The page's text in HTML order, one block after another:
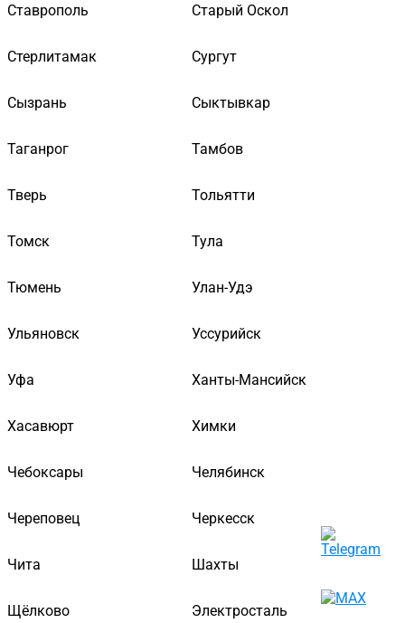
Ставрополь Старый Оскол
Стерлитамак Сургут
Сызрань Сыктывкар
Таганрог Тамбов
Тверь Тольятти
Томск Тула
Тюмень Улан-Удэ
Ульяновск Уссурийск
Уфа Ханты-Мансийск
Хасавюрт Химки
Чебоксары Челябинск
Череповец Черкесск
Чита Шахты
Щёлково Электросталь